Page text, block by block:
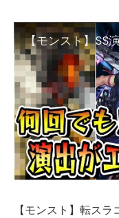
【モンスト】転ス